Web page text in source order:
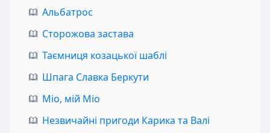
Альбатрос
Сторожова застава
Таємниця козацької шаблі
Шпага Славка Беркути
Міо, мій Міо
Незвичайні пригоди Карика та Валі